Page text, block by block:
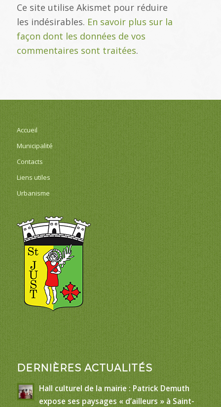
Ce site utilise Akismet pour réduire
les indésirables. En savoir plus sur la
façon dont les données de vos
commentaires sont traitées.
Accueil
Municipalité
Contacts
Liens utiles
Urbanisme
DERNIÈRES ACTUALITÉS
Hall culturel de la mairie : Patrick Demuth
expose ses paysages « d’ailleurs » à Saint-